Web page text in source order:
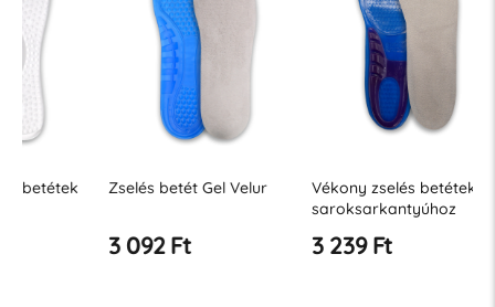
Zselés betét Gel Velur
Vékony zselés betétek a
saroksarkantyúhoz
Gél